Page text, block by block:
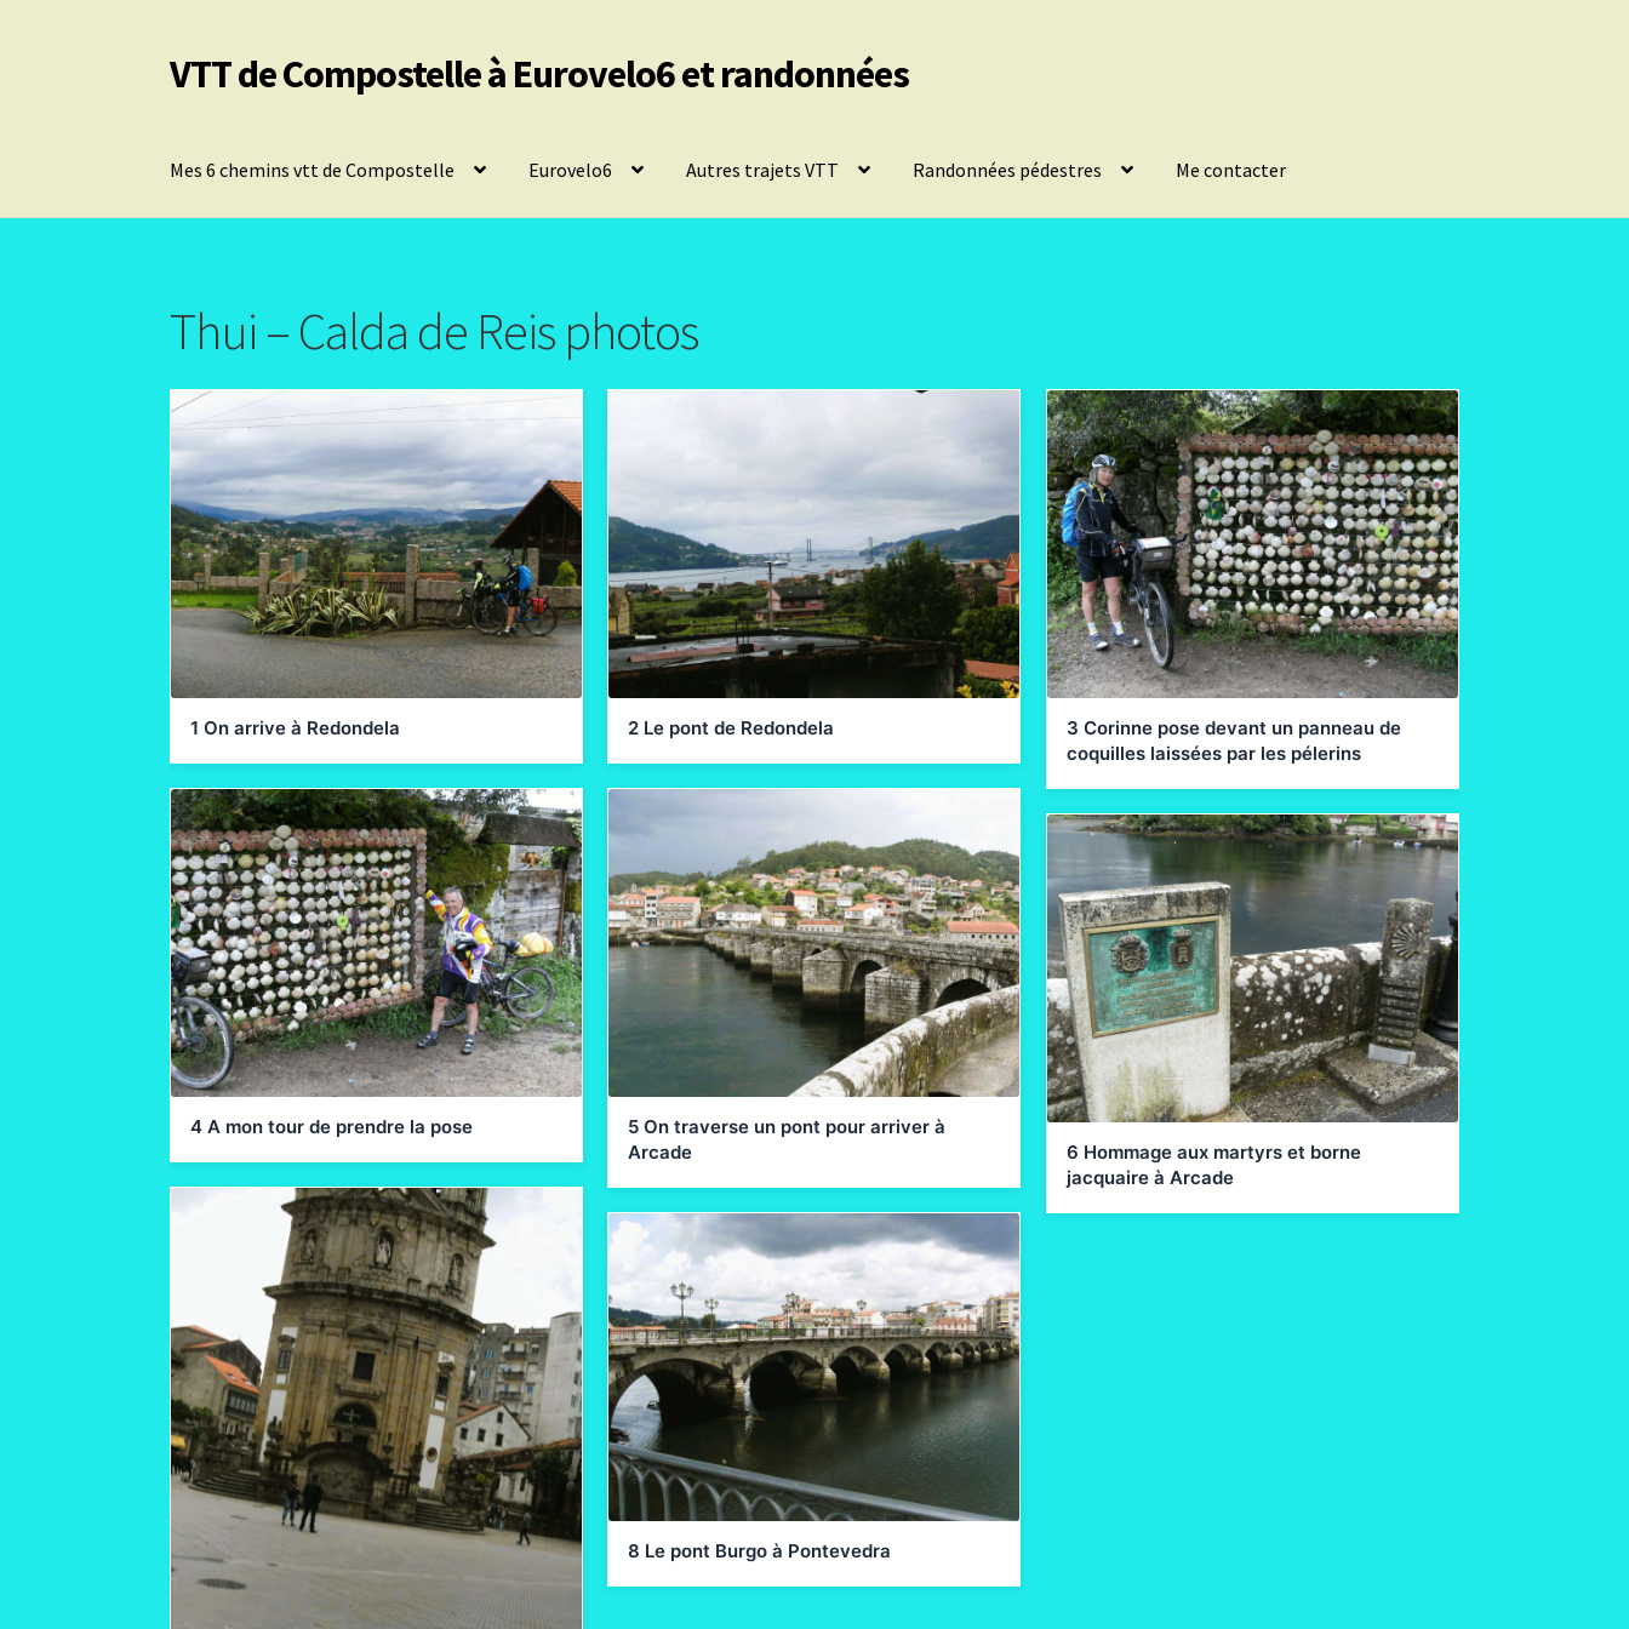
Aller
à
Aller
au
VTT de Compostelle à Eurovelo6 et randonnées
Mes 6 chemins vtt de Compostelle Eurovelo6 Autres trajets VTT Randonnées pédestres Me contacter
Thui – Calda de Reis photos
1 On arrive à Redondela 2 Le pont de Redondela
3 Corinne pose devant un panneau de
coquilles laissées par les pélerins
4 A mon tour de prendre la pose
5 On traverse un pont pour arriver à
Arcade
6 Hommage aux martyrs et borne
jacquaire à Arcade
8 Le pont Burgo à Pontevedra